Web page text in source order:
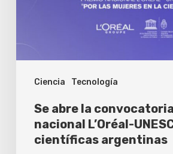
Ciencia Tecnología
UNESCO
para
científicas
argentinas
Se abre la
nacional L’Oréal-
científicas argentinas